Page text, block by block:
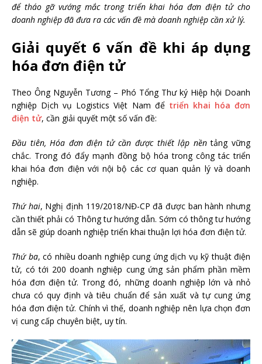
để tháo gỡ vướng mắc trong triển khai hóa đơn điện tử cho
doanh nghiệp đã đưa ra các vấn đề mà doanh nghiệp cần xử lý.
Giải quyết 6 vấn đề khi áp dụng
hóa đơn điện tử
Theo Ông Nguyễn Tương – Phó Tổng Thư ký Hiệp hội Doanh
nghiệp Dịch vụ Logistics Việt Nam để triển khai hóa đơn
điện tử, cần giải quyết một số vấn đề:
Đầu tiên, Hóa đơn điện tử cần được thiết lập nềntảng vững
chắc. Trong đó đẩy mạnh đồng bộ hóa trong công tác triển
khai hóa đơn điện với nội bộ các cơ quan quản lý và doanh
nghiệp.
Thứ hai, Nghị định 119/2018/NĐ-CP đã được ban hành nhưng
cần thiết phải có Thông tư hướng dẫn. Sớm có thông tư hướng
dẫn sẽ giúp doanh nghiệp triển khai thuận lợi hóa đơn điện tử.
Thứ ba, có nhiều doanh nghiệp cung ứng dịch vụ kỹ thuật điện
tử, có tới 200 doanh nghiệp cung ứng sản phẩm phần mềm
hóa đơn điện tử. Trong đó, những doanh nghiệp lớn và nhỏ
chưa có quy định và tiêu chuẩn để sản xuất và tự cung ứng
hóa đơn điện tử. Chính vì thế, doanh nghiệp nên lựa chọn đơn
vị cung cấp chuyên biệt, uy tín.